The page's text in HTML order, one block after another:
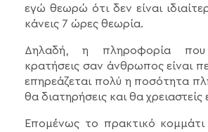
εγώ θεωρώ ότι δεν είναι
κάνεις 7 ώρες θεωρία.
Δηλαδή, η πληροφορία
κρατήσεις σαν άνθρωπος είναι
επηρεάζεται πολύ η ποσότητα
θα διατηρήσεις και θα χρειαστείς
Επομένως το πρακτικό